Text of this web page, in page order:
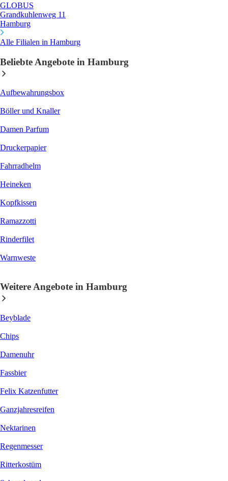
GLOBUS
Grandkuhlenweg 11
Hamburg
Alle Filialen in Hamburg
Beliebte Angebote in Hamburg
Aufbewahrungsbox
Böller und Knaller
Damen Parfum
Druckerpapier
Fahrradhelm
Heineken
Kopfkissen
Ramazzotti
Rinderfilet
Warnweste
Weitere Angebote in Hamburg
Beyblade
Chips
Damenuhr
Fassbier
Felix Katzenfutter
Ganzjahresreifen
Nektarinen
Regenmesser
Ritterkostüm